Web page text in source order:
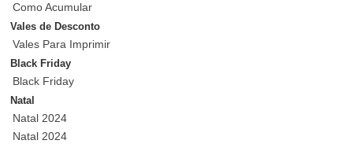
Como Acumular
Vales de Desconto
Vales Para Imprimir
Black Friday
Black Friday
Natal
Natal 2024
Natal 2024